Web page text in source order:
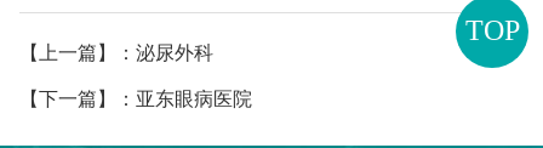
TOP
【上一篇】：泌尿外科
【下一篇】：亚东眼病医院